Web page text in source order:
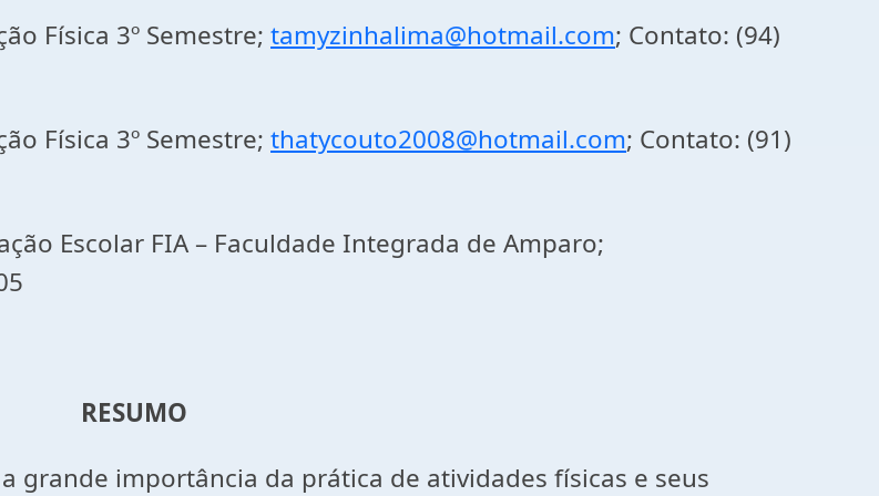
Física 3º Semestre; tamyzinhalima@hotmail.com; Contato: (94)
Física 3º Semestre; thatycouto2008@hotmail.com; Contato: (91)
Escolar FIA – Faculdade Integrada de Amparo;
RESUMO
grande importância da prática de atividades físicas e seus